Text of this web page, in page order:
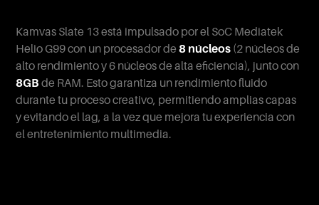
Kamvas Slate 13 está impulsado por el SoC Mediatek
Helio G99 con un procesador de8 núcleos (2 núcleos de
alto rendimiento y 6 núcleos de alta eficiencia), junto con
8GB de RAM. Esto garantiza un rendimiento fluido
durante tu proceso creativo, permitiendo amplias capas
y evitando el lag, a la vez que mejora tu experiencia con
el entretenimiento multimedia.